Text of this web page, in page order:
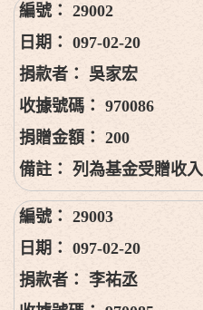
29002
097-02-20
吳家宏
970086
200
列為基金受贈收入
29003
097-02-20
李祐丞